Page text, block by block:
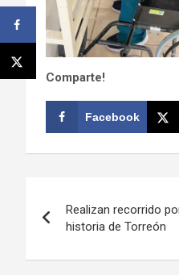
Comparte!
Facebook
de
entradas
Realizan recorrido
historia de Torreón